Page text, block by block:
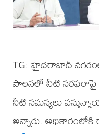
TG: హైదరాబాద్​
పాలనలో నీటి సరఫరాపై
నీటి సమస్యలు
అన్నారు. అధికారంలోకి